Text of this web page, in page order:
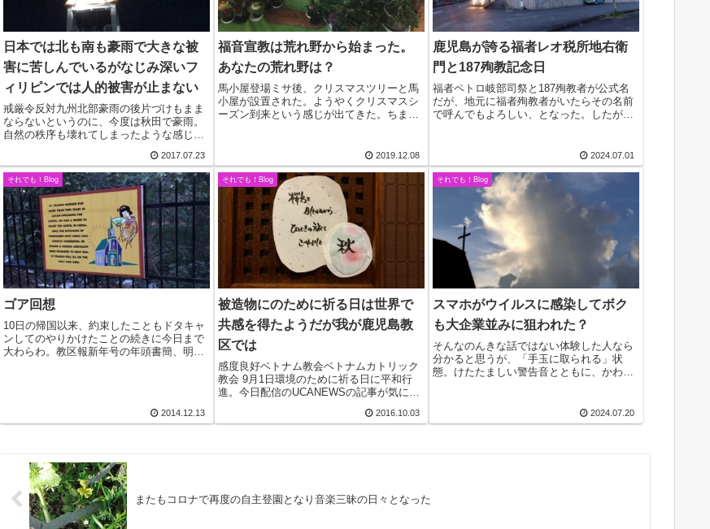
日本では北も南も豪雨で大きな被
害に苦しんでいるがなじみ深いフ
ィリピンでは人的被害が止まない
戒厳令反対九州北部豪雨の後片づけもまま
ならないというのに、今度は秋田で豪雨。
自然の秩序も壊れてしまったような感じ
UCANEWSによると、人間による秩序の破
壊が進行中。ドゥテルテ大統領が5月に布告
したミンダ...
2017.07.23
福音宣教は荒れ野から始まった。
あなたの荒れ野は？
馬小屋登場ミサ後、クリスマスツリーと馬
小屋が設置された。ようやくクリスマスシ
ーズン到来という感じが出てきた。ちまた
うだけの話なので少し悲しい。せめて、
「クリスマス＝...
2019.12.08
鹿児島が誇る福者レオ税所地右衛
門と187殉教記念日
福者ペトロ岐部司祭と187殉教者が公式名
だが、地元に福者殉教者がいたらその名前
で呼んでもよろしい、となった。したがっ
でもそう言いかえた。ぎこちなく口ごもっ
たりしな...
2024.07.01
それでも！Blog
ゴア回想
10日の帰国以来、約束したこともドタキャ
ンしてのやりかけたことの続きに今日まで
大わらわ。教区報新年号の年頭書簡、明日
2014.12.13
それでも！Blog
被造物にのために祈る日は世界で
共感を得たようだが我が鹿児島教
区では
感度良好ベトナム教会ベトナムカトリック
教会 9月1日環境のために祈る日に平和行
進。今日配信のUCANEWSの記事が気にな
か。思い出せないほどだから特別なことは
2016.10.03
それでも！Blog
スマホがウイルスに感染してボク
も大企業並みに狙われた？
そんなのんきな話ではない体験した人なら
分かると思うが、「手玉に取られる」状
態。けたたましい警告音とともに、かわい
スマホがクラッシュします。すぐにこのク
リーナーをイン...
2024.07.20
またもコロナで再度の自主登園となり音楽三昧の日々となった